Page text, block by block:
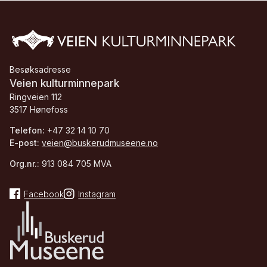
Besøksadresse
Veien kulturminnepark
Ringveien 112
3517 Hønefoss
Telefon: +47 32 14 10 70
E-post: veien@buskerudmuseene.no
Org.nr.: 913 084 705 MVA
Facebook Instagram